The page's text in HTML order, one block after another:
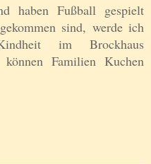
haben Fußball gespielt
sind, werde ich
im Brockhaus
Familien Kuchen